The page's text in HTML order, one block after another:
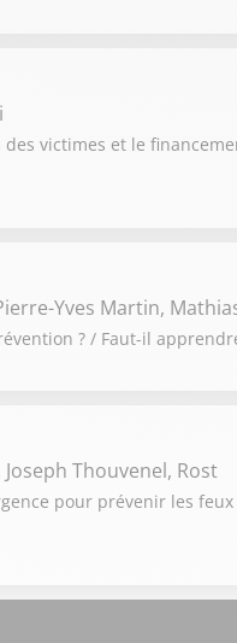
victimes et le
Yves Martin,
? / Faut-il
Thouvenel, Rost
pour prévenir les